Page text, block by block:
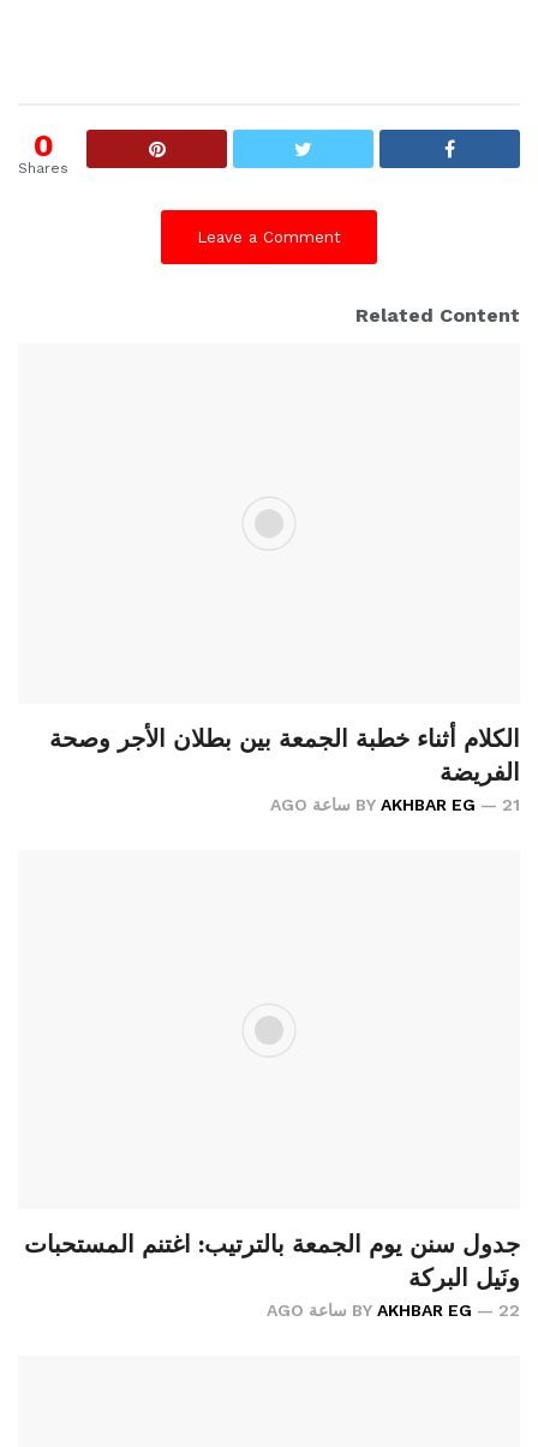
0
Shares
Leave a Comment
Related Content
الكلام أثناء خطبة الجمعة بين بطلان الأجر وصحة
الفريضة
BY AKHBAR EG 21 ساعة AGO
جدول سنن يوم الجمعة بالترتيب: اغتنم المستحبات
ونَيل البركة
BY AKHBAR EG 22 ساعة AGO